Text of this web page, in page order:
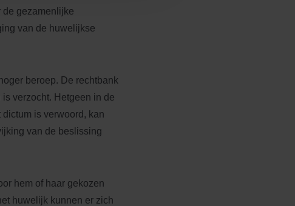
de gezamenlijke
van de huwelijkse
beroep. De rechtbank
verzocht. Hetgeen in de
is verwoord, kan
van de beslissing
hem of haar gekozen
huwelijk kunnen er zich